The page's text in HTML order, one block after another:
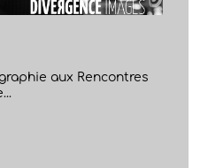
aux Rencontres